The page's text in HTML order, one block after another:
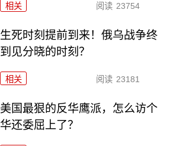
相关 阅读 23754
生死时刻提前到来！俄乌战争终
到见分晓的时刻？
相关 阅读 23181
美国最狠的反华鹰派，怎么访个
华还委屈上了？